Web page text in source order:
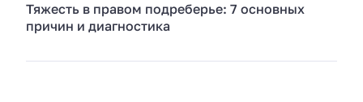
Тяжесть в правом подреберье: 7 основных
причин и диагностика